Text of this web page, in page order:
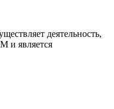
деятельность,
и является